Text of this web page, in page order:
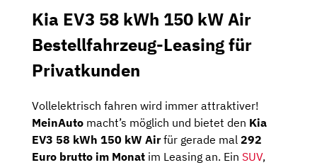
Kia EV3 58 kWh 150 kW Air
Bestellfahrzeug-Leasing für
Privatkunden
Vollelektrisch fahren wird immer attraktiver!
MeinAuto macht’s möglich und bietet den Kia
EV3 58 kWh 150 kW Airfür gerade mal 292
Euro brutto im Monat im Leasing an. Ein SUV,